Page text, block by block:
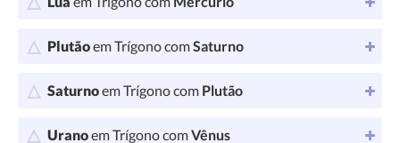
Plutãoem Trígono comSaturno
Saturnoem Trígono com Plutão
Uranoem Trígono comVênus